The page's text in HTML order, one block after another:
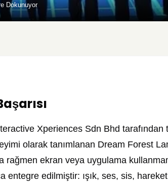
Dokunuyor
Xperiences Sdn Bhd tarafından
olarak tanımlanan Dream Forest
rağmen ekran veya uygulama
edilmiştir: ışık, ses, sis,